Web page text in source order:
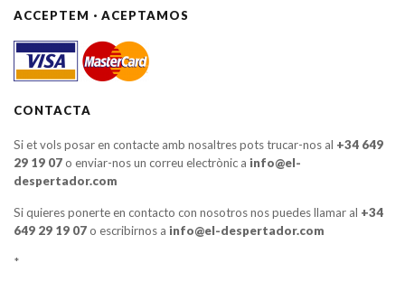
ACCEPTEM · ACEPTAMOS
CONTACTA
Si et vols posar en contacte amb nosaltres pots trucar-nos al +34 649
29 19 07o enviar-nos un correu electrònic a info@el-
despertador.com
Si quieres ponerte en contacto con nosotros nos puedes llamar al +34
649 29 19 07o escribirnos a info@el-despertador.com
*